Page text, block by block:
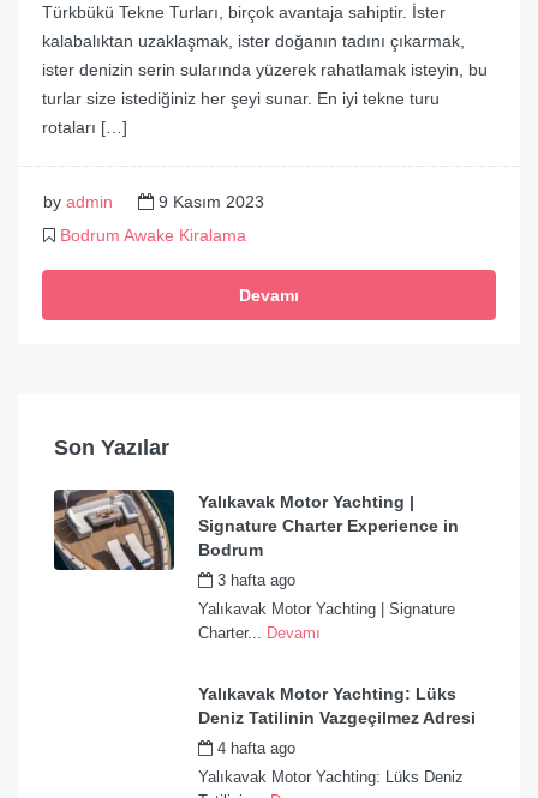
Türkbükü Tekne Turları, birçok avantaja sahiptir. İster
kalabalıktan uzaklaşmak, ister doğanın tadını çıkarmak,
ister denizin serin sularında yüzerek rahatlamak isteyin, bu
turlar size istediğiniz her şeyi sunar. En iyi tekne turu
rotaları […]
by admin
9 Kasım 2023
Bodrum Awake Kiralama
Devamı
Son Yazılar
Yalıkavak Motor Yachting |
Signature Charter Experience in
Bodrum
3 hafta ago
Yalıkavak Motor Yachting | Signature
Charter... Devamı
Yalıkavak Motor Yachting: Lüks
Deniz Tatilinin Vazgeçilmez Adresi
4 hafta ago
Yalıkavak Motor Yachting: Lüks Deniz